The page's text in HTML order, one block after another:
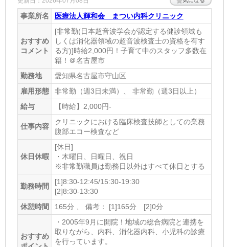
事業所名 医療法人輝和会 まつい内科クリニック
おすすめ
コメント
[非常勤(日本超音波学会が認定する健診領域も
しくは消化器領域の超音波検査士の資格を有す
る方)]時給2,000円！子育て中のスタッフ多数在
籍！＠名古屋市
勤務地
愛知県名古屋市守山区
雇用形態
非常勤（週3日未満）、 非常勤（週3日以上）
給与
【時給】2,000円-
仕事内容
クリニックにおける臨床検査技師としての業務
腹部エコー検査など
休日休暇
[休日]
・木曜日、日曜日、祝日
※非常勤職員は勤務日以外はすべて休日とする
勤務時間
[1]8:30-12:45/15:30-19:30
[2]8:30-13:30
休憩時間
165分 、 備考： [1]165分 [2]0分
おすすめ
・2005年9月に開院！地域の総合病院と連携を
取りながら、内科、消化器内科、小児科の診療
を行っています。